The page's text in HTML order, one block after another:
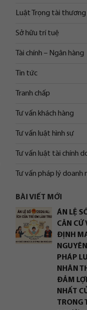
Luật Trọng tài thương
Sở hữu trí tuệ
Tài chính – Ngân hàng
Tin tức
Tranh chấp
Tư vấn khách hàng
Tư vấn luật hình sự
Tư vấn luật tài chính
Tư vấn pháp lý doanh
BÀI VIẾT MỚI
ÁN LỆ
CĂN CỨ
ĐỊNH
PHÁP
NHÂN
ĐẢM
NHẤT
TRONG